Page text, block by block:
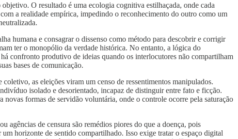
O resultado é uma ecologia cognitiva estilhaçada, onde cada
a realidade empírica, impedindo o reconhecimento do outro como um
humana e consagrar o dissenso como método para descobrir e corrigir
ter o monopólio da verdade histórica. No entanto, a lógica do
confronto produtivo de ideias quando os interlocutores não compartilham
bases de comunicação.
as eleições viram um censo de ressentimentos manipulados.
isolado e desorientado, incapaz de distinguir entre fato e ficção.
formas de servidão voluntária, onde o controle ocorre pela saturação
agências de censura são remédios piores do que a doença, pois
horizonte de sentido compartilhado. Isso exige tratar o espaço digital